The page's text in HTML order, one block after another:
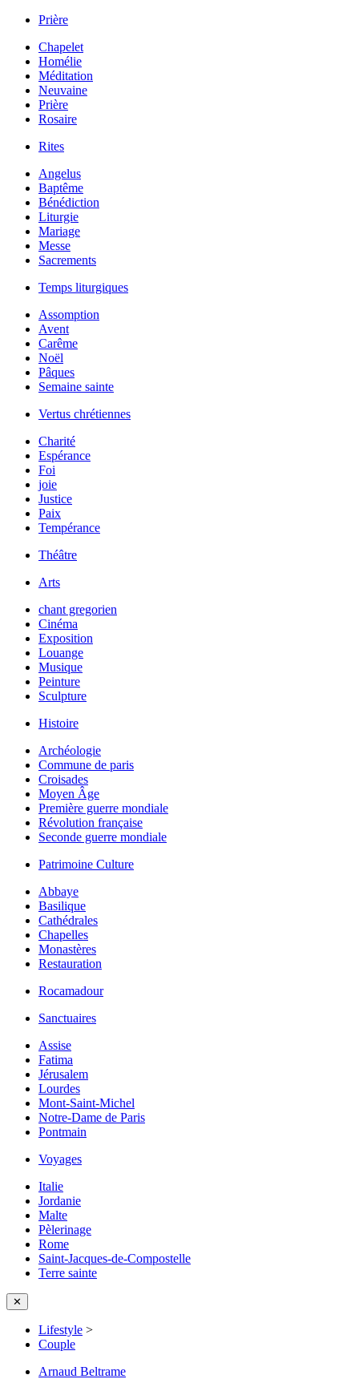
Prière
Chapelet
Homélie
Méditation
Neuvaine
Prière
Rosaire
Rites
Angelus
Baptême
Bénédiction
Liturgie
Mariage
Messe
Sacrements
Temps liturgiques
Assomption
Avent
Carême
Noël
Pâques
Semaine sainte
Vertus chrétiennes
Charité
Espérance
Foi
joie
Justice
Paix
Tempérance
Théâtre
Arts
chant gregorien
Cinéma
Exposition
Louange
Musique
Peinture
Sculpture
Histoire
Archéologie
Commune de paris
Croisades
Moyen Âge
Première guerre mondiale
Révolution française
Seconde guerre mondiale
Patrimoine Culture
Abbaye
Basilique
Cathédrales
Chapelles
Monastères
Restauration
Rocamadour
Sanctuaires
Assise
Fatima
Jérusalem
Lourdes
Mont-Saint-Michel
Notre-Dame de Paris
Pontmain
Voyages
Italie
Jordanie
Malte
Pèlerinage
Rome
Saint-Jacques-de-Compostelle
Terre sainte
✕
Lifestyle >
Couple
Arnaud Beltrame